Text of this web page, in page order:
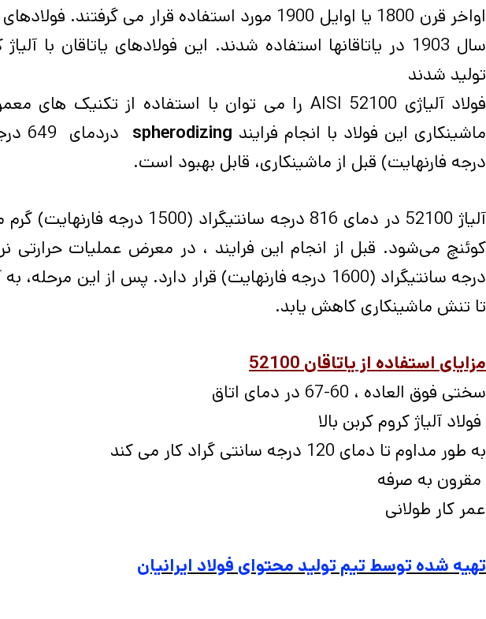
سال 1903 در یاتاقانها استفاده شدند. این فولادهای یاتاقان با
تولید شدند
فولاد آلیاژی AISI 52100 را می توان با استفاده از تکنیک های
ماشینکاری این فولاد با انجام فرایند spherodizing
درجه فارنهایت) قبل از ماشینکاری، قابل بهبود است.
آلیاژ 52100 در دمای 816 درجه سانتیگراد
درجه سانتیگراد (1600 درجه فارنهایت) قرار دارد. پس از این
تا تنش ماشینکاری کاهش یابد.
مزایای استفاده از یاتاقان 52100
سختی فوق العاده ، 60-67 در دمای اتاق
فولاد آلیاژ کروم کربن بالا
به طور مداوم تا دمای 120 درجه سانتی گراد کار می کند
مقرون به صرفه
عمر کار طولانی
تهیه شده توسط تیم تولید محتوای فولاد ایرانیان